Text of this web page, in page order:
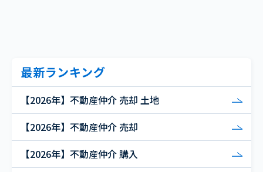
最新ランキング
【2026年】不動産仲介 売却 土地
【2026年】不動産仲介 売却
【2026年】不動産仲介 購入